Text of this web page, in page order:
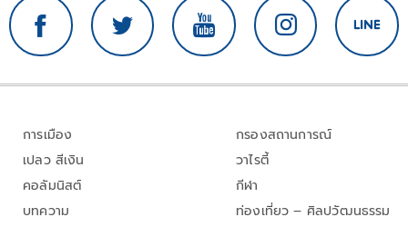
การเมือง
เปลว สีเงิน
คอลัมนิสต์
บทความ
กรองสถานการณ์
วาไรตี้
กีฬา
ท่องเที่ยว – ศิลปวัฒนธรรม